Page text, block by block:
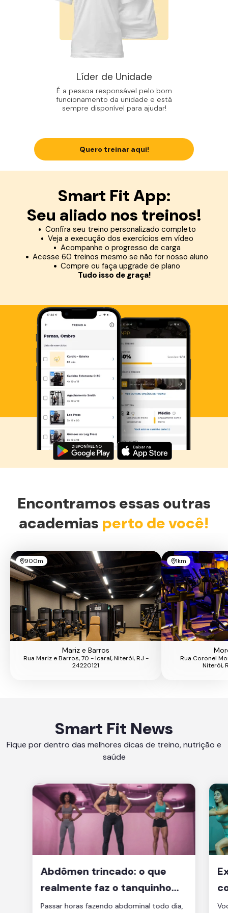
Líder de Unidade
É a pessoa responsável pelo bom
funcionamento da unidade e está
sempre disponível para ajudar!
Quero treinar aqui!
Smart Fit App:
Seu aliado nos treinos!
Confira seu treino personalizado completo
Veja a execução dos exercícios em vídeo
Acompanhe o progresso de carga
Acesse 60 treinos mesmo se não for nosso aluno
Compre ou faça upgrade de plano
Tudo isso de graça!
Baixe agora o Smart Fit App
Encontramos essas outras
academias perto de você!
900m
Mariz e Barros
Rua Mariz e Barros, 70 - Icaraí, Niterói, RJ -
24220121
1km
Rua Coronel
Niterói,
Smart Fit News
Fique por dentro das melhores dicas de treino, nutrição e
saúde
Abdômen trincado: o que
realmente faz o tanquinho
aparecer?
Passar horas fazendo abdominal todo dia,